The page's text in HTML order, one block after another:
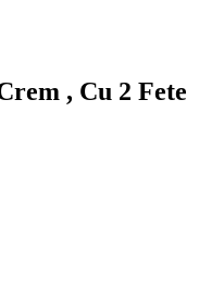
, Cu 2 Fete